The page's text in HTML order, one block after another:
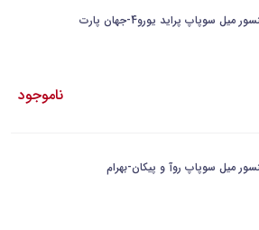
میل سوپاپ پراید یورو4-جهان پارت
ناموجود
میل سوپاپ روآ و پیکان-بهرام